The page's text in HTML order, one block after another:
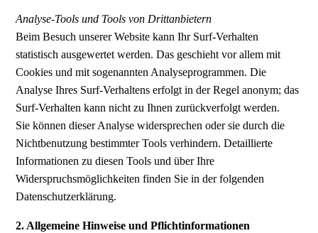
Analyse-Tools und Tools von Drittanbietern
Beim Besuch unserer Website kann Ihr Surf-Verhalten
statistisch ausgewertet werden. Das geschieht vor allem mit
Cookies und mit sogenannten Analyseprogrammen. Die
Analyse Ihres Surf-Verhaltens erfolgt in der Regel anonym; das
Surf-Verhalten kann nicht zu Ihnen zurückverfolgt werden.
Sie können dieser Analyse widersprechen oder sie durch die
Nichtbenutzung bestimmter Tools verhindern. Detaillierte
Informationen zu diesen Tools und über Ihre
Widerspruchsmöglichkeiten finden Sie in der folgenden
Datenschutzerklärung.
2. Allgemeine Hinweise und Pflichtinformationen